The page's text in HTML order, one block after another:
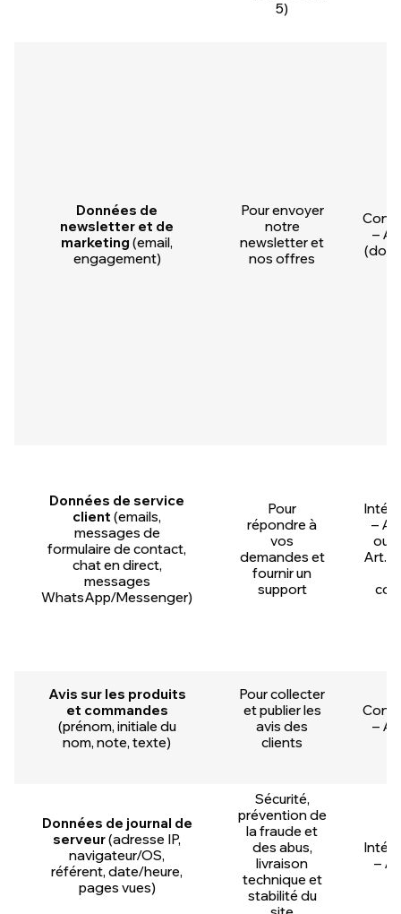
5)
Données de
newsletter et de
marketing (email,
engagement)
Pour envoyer
notre
newsletter et
nos offres
–
Données de service
client (emails,
messages de
formulaire de contact,
chat en direct,
messages
WhatsApp/Messenger)
Pour
répondre à
vos
demandes et
fournir un
support
–
ou
Art.
Avis sur les produits
et commandes
(prénom, initiale du
nom, note, texte)
Pour collecter
et publier les
avis des
clients
–
Données de journal de
serveur(adresse IP,
navigateur/OS,
référent, date/heure,
pages vues)
Sécurité,
prévention de
la fraude et
des abus,
livraison
technique et
stabilité du
–